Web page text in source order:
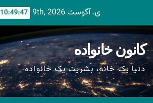
content
ی. آگوست 9th, 2026 10:49:48 PM
کانون خانواده
دنیا یک خانه، بشریت یک خانواده